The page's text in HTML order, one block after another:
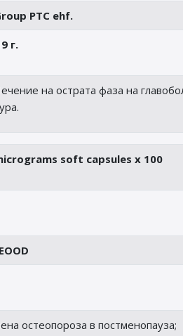
PTC ehf.
г.
на острата фаза на
soft capsules x 100
остеопороза в постменопауза;